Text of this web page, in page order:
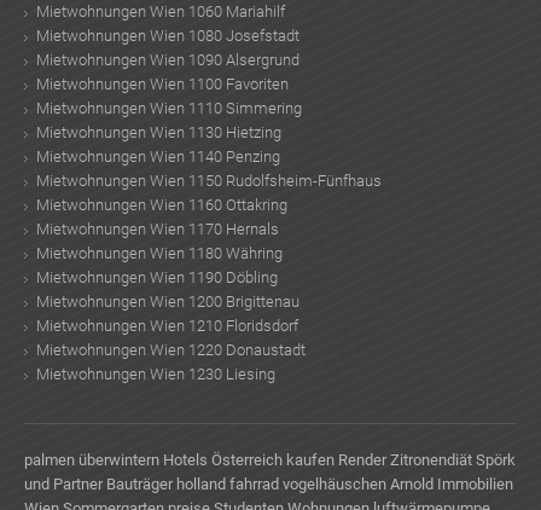
Mietwohnungen Wien 1060 Mariahilf
Mietwohnungen Wien 1080 Josefstadt
Mietwohnungen Wien 1090 Alsergrund
Mietwohnungen Wien 1100 Favoriten
Mietwohnungen Wien 1110 Simmering
Mietwohnungen Wien 1130 Hietzing
Mietwohnungen Wien 1140 Penzing
Mietwohnungen Wien 1150 Rudolfsheim-Fünfhaus
Mietwohnungen Wien 1160 Ottakring
Mietwohnungen Wien 1170 Hernals
Mietwohnungen Wien 1180 Währing
Mietwohnungen Wien 1190 Döbling
Mietwohnungen Wien 1200 Brigittenau
Mietwohnungen Wien 1210 Floridsdorf
Mietwohnungen Wien 1220 Donaustadt
Mietwohnungen Wien 1230 Liesing
palmen überwintern Hotels Österreich kaufen Render Zitronendiät Spörk
und Partner Bauträger holland fahrrad vogelhäuschen Arnold Immobilien